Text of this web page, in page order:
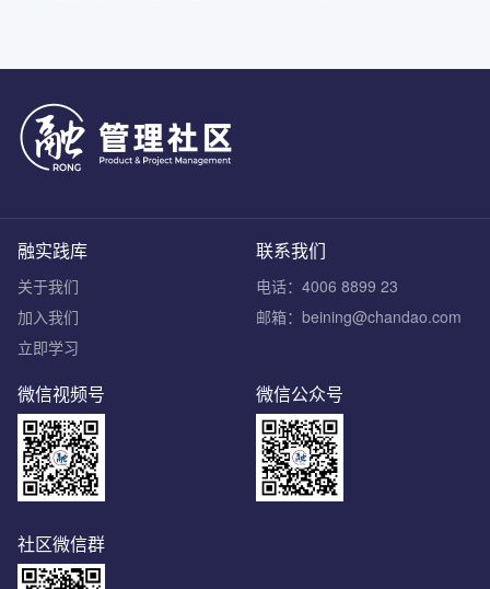
联系我们
电话：4006 8899 23
邮箱：beining@chandao.com
融实践库
关于我们
加入我们
立即学习
微信公众号
微信视频号
社区微信群